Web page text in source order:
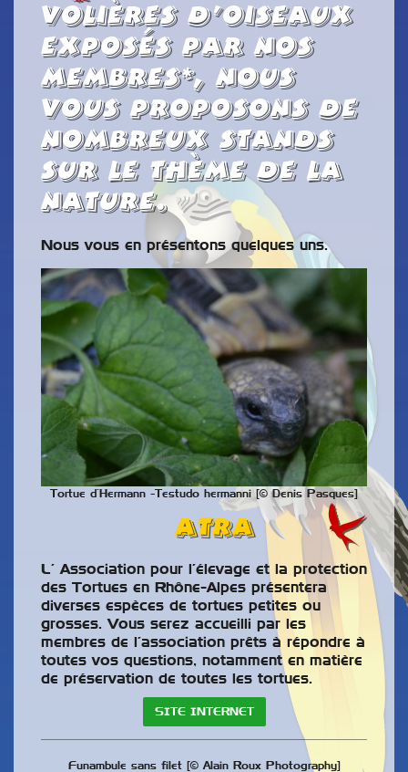
volières d’oiseaux
exposés par nos
membres*, nous
vous proposons de
nombreux stands
sur le thème de la
nature.
Nous vous en présentons quelques uns.
Tortue d’Hermann -Testudo hermanni [© Denis Pasques]
ATRA
L’ Association pour l’élevage et la protection
des Tortues en Rhône-Alpes présentera
diverses espèces de tortues petites ou
grosses. Vous serez accueilli par les
membres de l’association prêts à répondre à
toutes vos questions, notamment en matière
de préservation de toutes les tortues.
SITE INTERNET
Funambule sans filet [© Alain Roux Photography]